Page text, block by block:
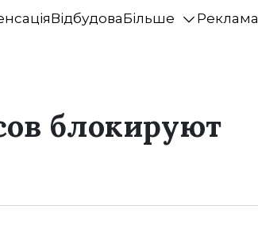
ВідбудоваБільше Реклама
блокируют